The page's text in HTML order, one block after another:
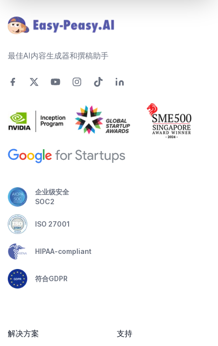
最佳AI内容生成器和撰稿助手
企业级安全
SOC2
ISO 27001
HIPAA-compliant
符合GDPR
解决方案
支持